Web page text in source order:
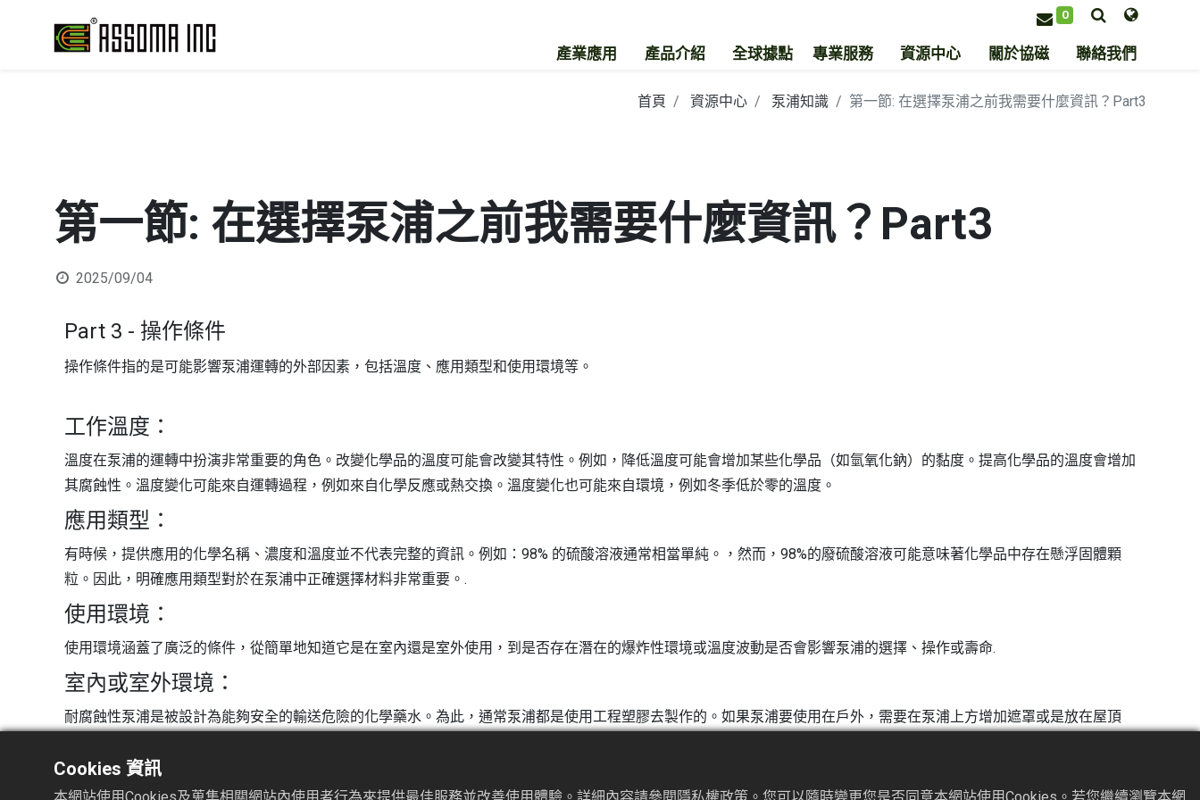
產業應用 產品介紹 全球據點 專業服務 資源中心 關於協磁 聯絡我們
0
首頁 資源中心 泵浦知識 第一節: 在選擇泵浦之前我需要什麼資訊？Part3
第一節: 在選擇泵浦之前我需要什麼資訊？Part3
2025/09/04
Part 3 - 操作條件
操作條件指的是可能影響泵浦運轉的外部因素，包括溫度、應用類型和使用環境等。
工作溫度：
溫度在泵浦的運轉中扮演非常重要的角色。改變化學品的溫度可能會改變其特性。例如，降低溫度可能會增加某些化學品（如氫氧化鈉）的黏度。提高化學品的溫度會增加
其腐蝕性。溫度變化可能來自運轉過程，例如來自化學反應或熱交換。溫度變化也可能來自環境，例如冬季低於零的溫度。
應用類型：
有時候，提供應用的化學名稱、濃度和溫度並不代表完整的資訊。例如：98% 的硫酸溶液通常相當單純。，然而，98%的廢硫酸溶液可能意味著化學品中存在懸浮固體顆
粒。因此，明確應用類型對於在泵浦中正確選擇材料非常重要。.
使用環境：
使用環境涵蓋了廣泛的條件，從簡單地知道它是在室內還是室外使用，到是否存在潛在的爆炸性環境或溫度波動是否會影響泵浦的選擇、操作或壽命.
室內或室外環境：
耐腐蝕性泵浦是被設計為能夠安全的輸送危險的化學藥水。為此，通常泵浦都是使用工程塑膠去製作的。如果泵浦要使用在戶外，需要在泵浦上方增加遮罩或是放在屋頂
室內的化學應用應考慮到環境的酸度。例如：許多電鍍線的製程中，須將零件從一個槽內提起，再浸入另一個槽體中。這樣的系統通常擁有腐蝕性的敞開槽體，因此整個環
Cookies 資訊